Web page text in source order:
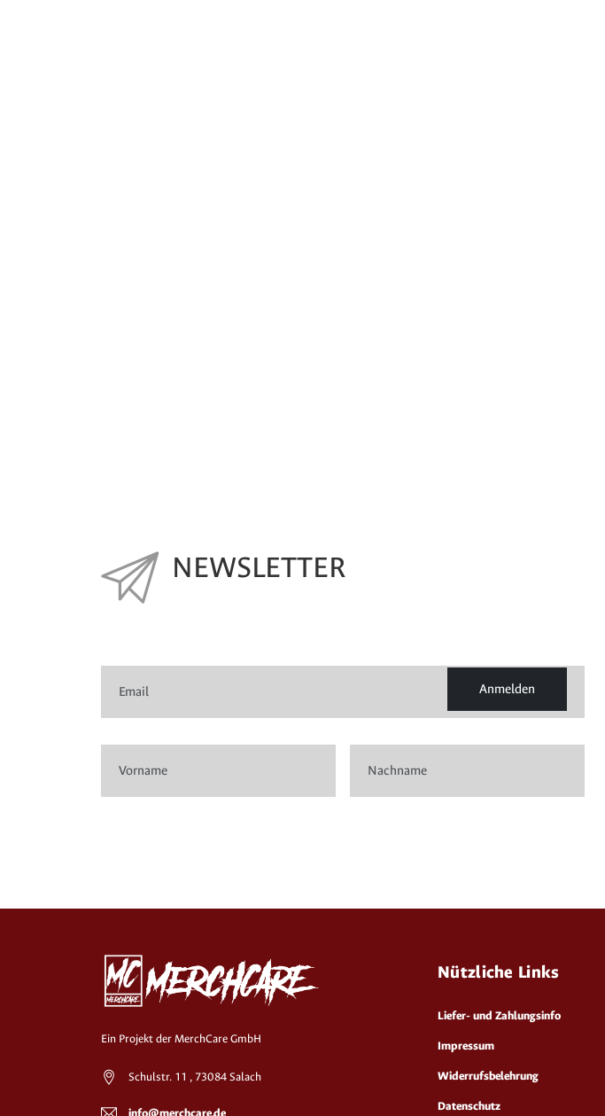
NEWSLETTER
Anmelden
Ein Projekt der MerchCare GmbH
Schulstr. 11 , 73084 Salach
info@merchcare.de
Nützliche Links
Liefer- und Zahlungsinfo
Impressum
Widerrufsbelehrung
Datenschutz